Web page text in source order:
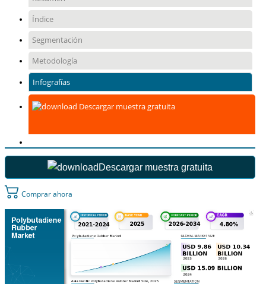
Índice
Segmentación
Metodología
Infografías
Descargar muestra gratuita
Descargar muestra gratuita
Comprar ahora